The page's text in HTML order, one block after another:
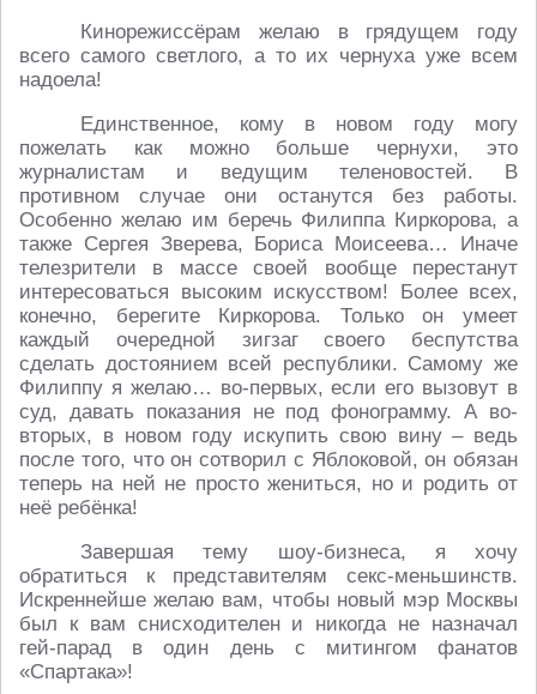
Кинорежиссёрам желаю в грядущем году
всего самого светлого, а то их чернуха уже всем
надоела!
Единственное, кому в новом году могу
пожелать как можно больше чернухи, это
журналистам и ведущим теленовостей. В
противном случае они останутся без работы.
Особенно желаю им беречь Филиппа Киркорова, а
также Сергея Зверева, Бориса Моисеева… Иначе
телезрители в массе своей вообще перестанут
интересоваться высоким искусством! Более всех,
конечно, берегите Киркорова. Только он умеет
каждый очередной зигзаг своего беспутства
сделать достоянием всей республики. Самому же
Филиппу я желаю… во-первых, если его вызовут в
суд, давать показания не под фонограмму. А во-
вторых, в новом году искупить свою вину – ведь
после того, что он сотворил с Яблоковой, он обязан
теперь на ней не просто жениться, но и родить от
неё ребёнка!
Завершая тему шоу-бизнеса, я хочу
обратиться к представителям секс-меньшинств.
Искреннейше желаю вам, чтобы новый мэр Москвы
был к вам снисходителен и никогда не назначал
гей-парад в один день с митингом фанатов
«Спартака»!